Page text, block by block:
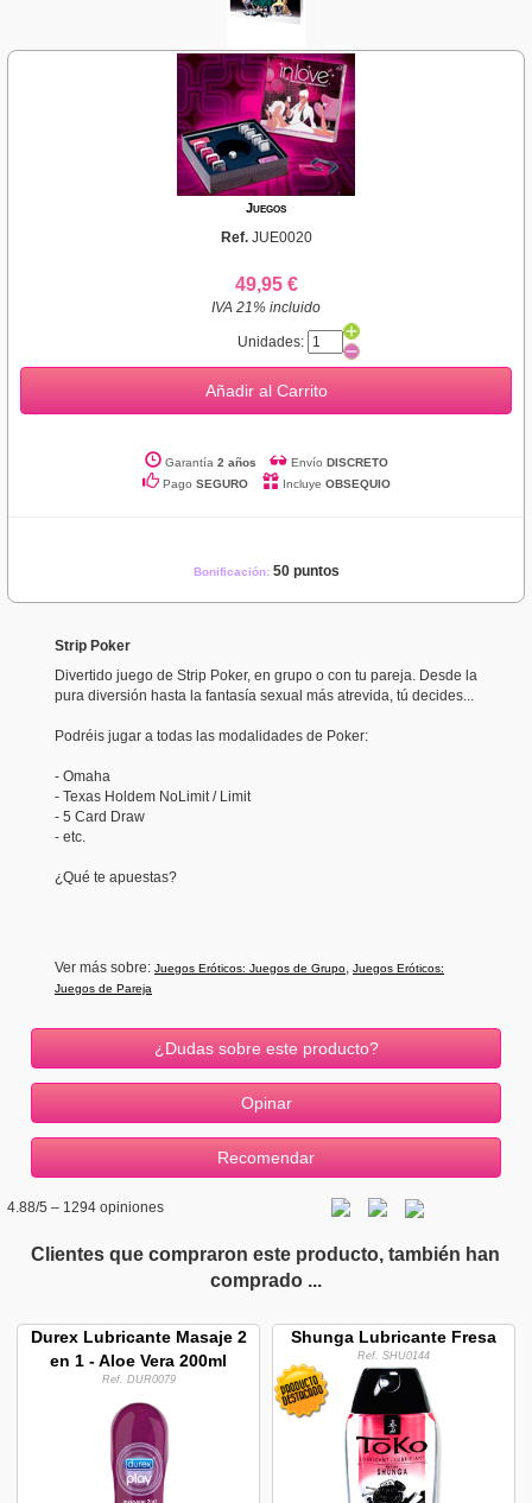
Juegos
Ref. JUE0020
49,95 €
IVA 21% incluido
Unidades:
Añadir al Carrito
Garantía 2 años Envío DISCRETO
Pago SEGURO Incluye OBSEQUIO
Bonificación: 50 puntos
Strip Poker
Divertido juego de Strip Poker, en grupo o con tu pareja. Desde la
pura diversión hasta la fantasía sexual más atrevida, tú decides...
Podréis jugar a todas las modalidades de Poker:
- Omaha
- Texas Holdem NoLimit / Limit
- 5 Card Draw
- etc.
¿Qué te apuestas?
Ver más sobre: Juegos Eróticos: Juegos de Grupo, Juegos Eróticos:
Juegos de Pareja
¿Dudas sobre este producto?
4.88/5 – 1294 opiniones
Clientes que compraron este producto, también han
comprado ...
Durex Lubricante Masaje 2
en 1 - Aloe Vera 200ml
Ref. DUR0079
Shunga Lubricante Fresa
Ref. SHU0144